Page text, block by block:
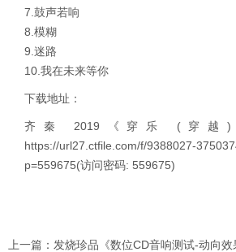
7.鼓声若响
8.模糊
9.迷路
10.我在未来等你
下载地址：
齐秦 2019《穿乐 (穿越)》
https://url27.ctfile.com/f/9388027-
p=559675(访问密码: 559675)
上一篇： 发烧珍品《数位CD音响测试-动向效